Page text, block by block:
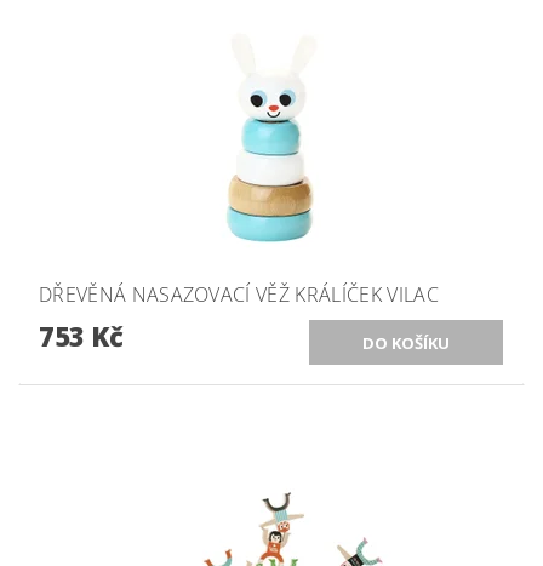
DŘEVĚNÁ NASAZOVACÍ VĚŽ KRÁLÍČEK VILAC
753 Kč